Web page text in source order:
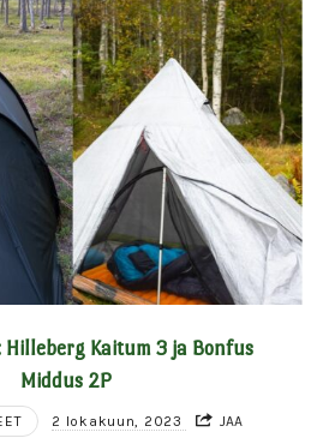
Kaitum 3 ja Bonfus
Middus 2P
2 lokakuun, 2023 JAA